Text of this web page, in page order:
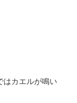
はカエルが鳴い